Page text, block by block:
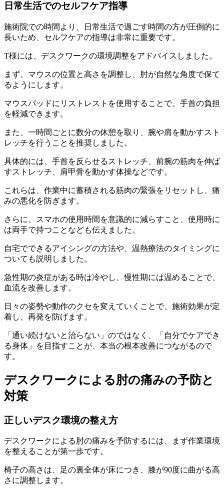
日常生活でのセルフケア指導
施術院での時間より、日常生活で過ごす時間の方が圧倒的に
長いため、セルフケアの指導は非常に重要です。
T様には、デスクワークの環境調整をアドバイスしました。
まず、マウスの位置と高さを調整し、肘が自然な角度で保て
るようにします。
マウスパッドにリストレストを使用することで、手首の負担
を軽減できます。
また、一時間ごとに数分の休憩を取り、腕や肩を動かすスト
レッチを行うことを推奨しました。
具体的には、手首を反らせるストレッチ、前腕の筋肉を伸ば
すストレッチ、肩甲骨を動かす体操などです。
これらは、作業中に蓄積される筋肉の緊張をリセットし、痛
みの悪化を防ぎます。
さらに、スマホの使用時間を意識的に減らすこと、使用時に
は両手で持つことなども伝えました。
自宅でできるアイシングの方法や、温熱療法のタイミングに
ついても説明しました。
急性期の炎症がある時は冷やし、慢性期には温めることで、
血流を改善します。
日々の姿勢や動作のクセを変えていくことで、施術効果が定
着し、再発を防げます。
「通い続けないと治らない」のではなく、「自分でケアでき
る身体」を目指すことが、本当の根本改善につながるので
す。
デスクワークによる肘の痛みの予防と
対策
正しいデスク環境の整え方
デスクワークによる肘の痛みを予防するには、まず作業環境
を整えることが第一歩です。
椅子の高さは、足の裏全体が床につき、膝が90度に曲がる高
さに調整します。